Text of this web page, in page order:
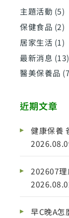
主題活動 (5)
保健食品 (2)
居家生活 (1)
最新消息 (13)
醫美保養品
近期文章
健康保養
202607
早C晚A怎